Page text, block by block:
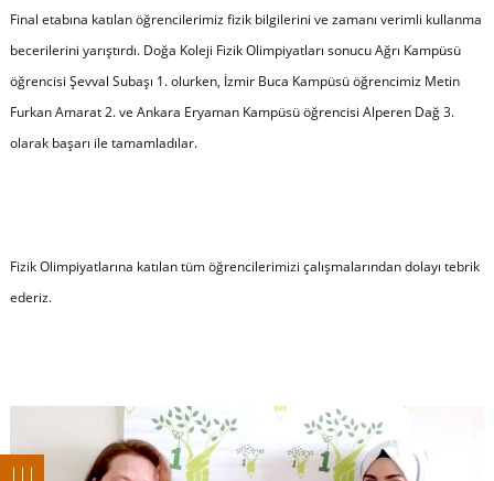
Final etabına katılan öğrencilerimiz fizik bilgilerini ve zamanı verimli kullanma
becerilerini yarıştırdı. Doğa Koleji Fizik Olimpiyatları sonucu Ağrı Kampüsü
öğrencisi Şevval Subaşı 1. olurken, İzmir Buca Kampüsü öğrencimiz Metin
Furkan Amarat 2. ve Ankara Eryaman Kampüsü öğrencisi Alperen Dağ 3.
olarak başarı ile tamamladılar.
Fizik Olimpiyatlarına katılan tüm öğrencilerimizi çalışmalarından dolayı tebrik
ederiz.